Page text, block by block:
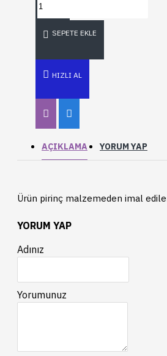
SEPETE EKLE
HIZLI AL
AÇIKLAMA YORUM YAP
Ürün pirinç malzemeden imal
YORUM YAP
Adınız
Yorumunuz